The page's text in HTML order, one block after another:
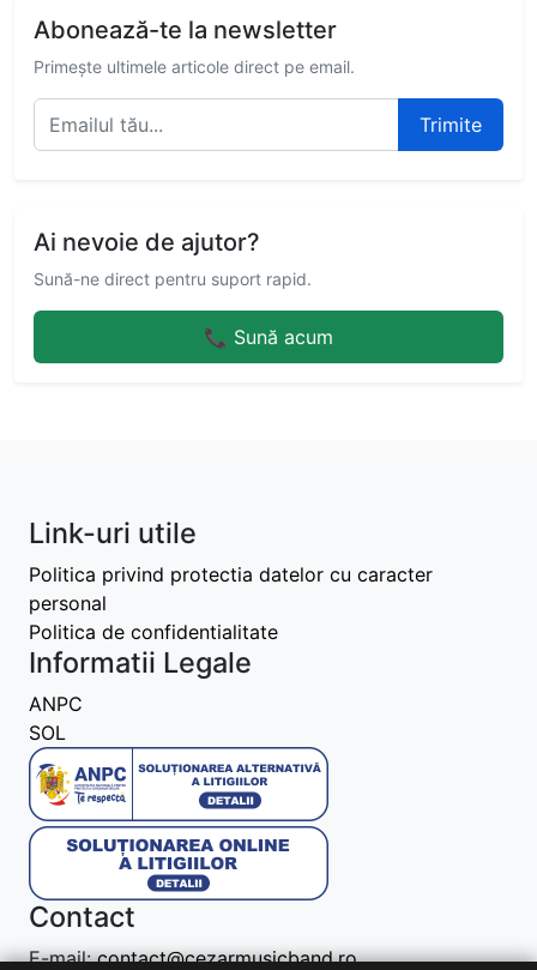
Abonează-te la newsletter
Primește ultimele articole direct pe email.
Trimite
Ai nevoie de ajutor?
Sună-ne direct pentru suport rapid.
📞 Sună acum
Link-uri utile
Politica privind protectia datelor cu caracter
personal
Politica de confidentialitate
Informatii Legale
ANPC
SOL
Contact
E-mail:contact@cezarmusicband.ro